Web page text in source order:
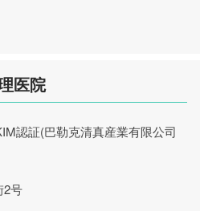
医院
認証(巴勒克清真産業有限公司
2号